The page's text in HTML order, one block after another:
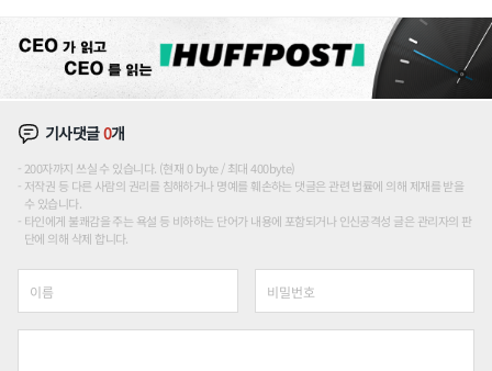
기사댓글0개
200자까지 쓰실 수 있습니다. (현재 0 byte / 최대 400byte)
저작권 등 다른 사람의 권리를 침해하거나 명예를 훼손하는 댓글은 관련 법률에 의해 제재를 받을
수 있습니다.
타인에게 불쾌감을 주는 욕설 등 비하하는 단어가 내용에 포함되거나 인신공격성 글은 관리자의 판
단에 의해 삭제 합니다.